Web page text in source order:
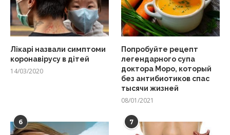
Лікарі назвали симптоми
коронавірусу в дітей
14/03/2020
Попробуйте рецепт
легендарного супа
доктора Моро, который
без антибиотиков спас
тысячи жизней
08/01/2021
6 7